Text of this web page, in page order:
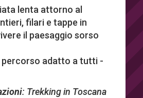
lenta attorno al
filari e tappe in
il paesaggio sorso
percorso adatto a tutti -
: Trekking in Toscana